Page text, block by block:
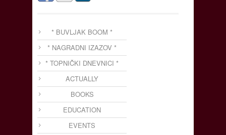
* BUVLJAK BOOM *
* NAGRADNI IZAZOV *
* TOPNIČKI DNEVNICI *
ACTUALLY
BOOKS
EDUCATION
EVENTS